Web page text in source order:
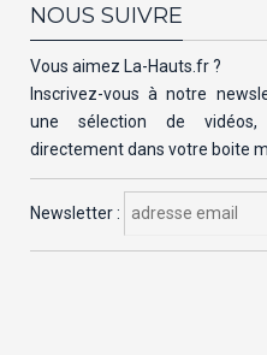
NOUS SUIVRE
Vous aimez La-Hauts.fr ?
Inscrivez-vous à notre
une sélection de vidéos,
directement dans votre boite
Newsletter :